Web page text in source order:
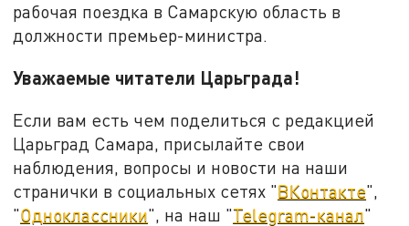
рабочая поездка в Самарскую область в
должности премьер-министра.
Уважаемые читатели Царьграда!
Если вам есть чем поделиться с редакцией
Царьград Самара, присылайте свои
наблюдения, вопросы и новости на наши
странички в социальных сетях "ВКонтакте",
"Одноклассники", на наш "Telegram-канал"